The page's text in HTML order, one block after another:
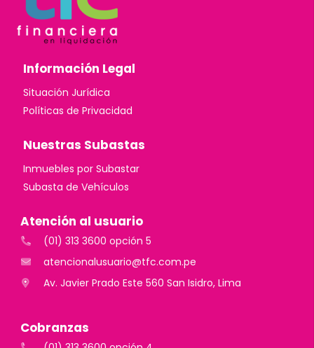
Información Legal
Situación Jurídica
Políticas de Privacidad
Nuestras Subastas
Inmuebles por Subastar
Subasta de Vehículos
Atención al usuario
(01) 313 3600 opción 5
atencionalusuario@tfc.com.pe
Av. Javier Prado Este 560 San Isidro, Lima
Cobranzas